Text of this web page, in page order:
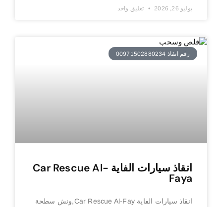
يوليو 26, 2026 تعليق واحد
رقم انقاذ 00971502880234
انقاذ سيارات الفاية Car Rescue Al-
Faya
انقاذ سيارات الفاية Car Rescue Al-Fay,ونش سطحة